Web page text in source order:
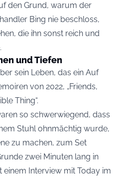
den Grund, warum der
Bing nie beschloss,
die ihn sonst reich und
und Tiefen
sein Leben, das ein Auf
von 2022, „Friends,
Thing“.
so schwerwiegend, dass
Stuhl ohnmächtig wurde,
zu machen, zum Set
zwei Minuten lang in
einem Interview mit Today im